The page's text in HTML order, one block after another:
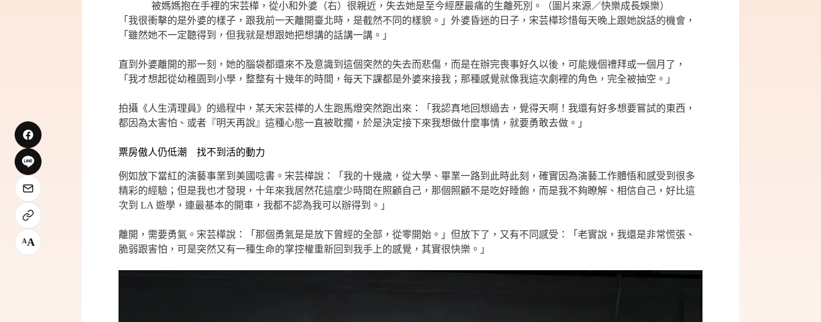
被媽媽抱在手裡的宋芸樺，從小和外婆（右）很親近，失去她是至今經歷最痛的生離死別。（圖片來源／快樂成長娛樂）
「我很衝擊的是外婆的樣子，跟我前一天離開臺北時，是截然不同的樣貌。」外婆昏迷的日子，宋芸樺珍惜每天晚上跟她說話的機會，
「雖然她不一定聽得到，但我就是想跟她把想講的話講一講。」
直到外婆離開的那一刻，她的腦袋都還來不及意識到這個突然的失去而悲傷，而是在辦完喪事好久以後，可能幾個禮拜或一個月了，
「我才想起從幼稚園到小學，整整有十幾年的時間，每天下課都是外婆來接我；那種感覺就像我這次劇裡的角色，完全被抽空。」
拍攝《人生清理員》的過程中，某天宋芸樺的人生跑馬燈突然跑出來：「我認真地回想過去，覺得天啊！我還有好多想要嘗試的東西，
都因為太害怕、或者『明天再說』這種心態一直被耽擱，於是決定接下來我想做什麼事情，就要勇敢去做。」
票房傲人仍低潮 找不到活的動力
例如放下當紅的演藝事業到美國唸書。宋芸樺說：「我的十幾歲，從大學、畢業一路到此時此刻，確實因為演藝工作體悟和感受到很多
精彩的經驗；但是我也才發現，十年來我居然花這麼少時間在照顧自己，那個照顧不是吃好睡飽，而是我不夠瞭解、相信自己，好比這
次到 LA 遊學，連最基本的開車，我都不認為我可以辦得到。」
離開，需要勇氣。宋芸樺說：「那個勇氣是是放下曾經的全部，從零開始。」但放下了，又有不同感受：「老實說，我還是非常慌張、
脆弱跟害怕，可是突然又有一種生命的掌控權重新回到我手上的感覺，其實很快樂。」
AA